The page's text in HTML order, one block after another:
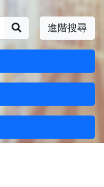
進階搜尋